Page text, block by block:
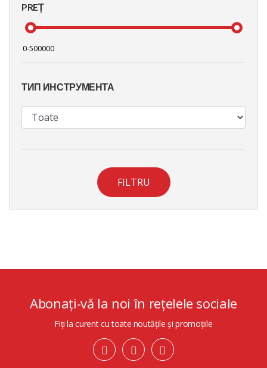
PREȚ
ТИП ИНСТРУМЕНТА
FILTRU
Abonați-vă la noi în rețelele sociale
Fiți la curent cu toate noutățile și promoțiile